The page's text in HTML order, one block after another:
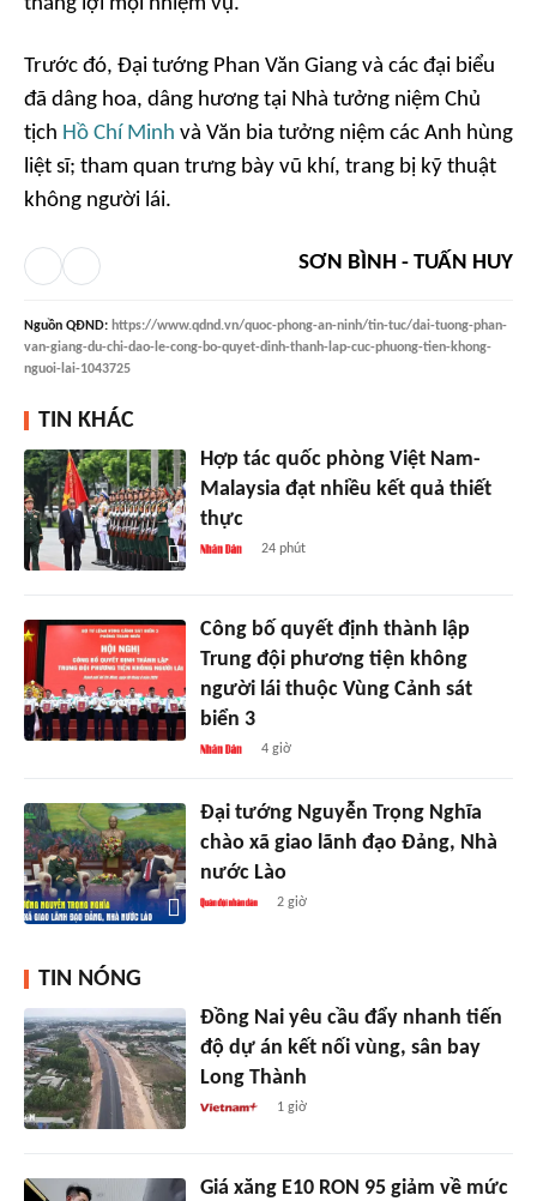
thắng lợi mọi nhiệm vụ.
Trước đó, Đại tướng Phan Văn Giang và các đại biểu
đã dâng hoa, dâng hương tại Nhà tưởng niệm Chủ
tịch Hồ Chí Minh và Văn bia tưởng niệm các Anh hùng
liệt sĩ; tham quan trưng bày vũ khí, trang bị kỹ thuật
không người lái.
SƠN BÌNH - TUẤN HUY
Nguồn QĐND: https://www.qdnd.vn/quoc-phong-an-ninh/tin-tuc/dai-tuong-phan-
van-giang-du-chi-dao-le-cong-bo-quyet-dinh-thanh-lap-cuc-phuong-tien-khong-
nguoi-lai-1043725
TIN KHÁC
Hợp tác quốc phòng Việt Nam-
Malaysia đạt nhiều kết quả thiết
thực
24 phút
Công bố quyết định thành lập
Trung đội phương tiện không
người lái thuộc Vùng Cảnh sát
biển 3
4 giờ
Đại tướng Nguyễn Trọng Nghĩa
chào xã giao lãnh đạo Đảng, Nhà
nước Lào
2 giờ
TIN NÓNG
Đồng Nai yêu cầu đẩy nhanh tiến
độ dự án kết nối vùng, sân bay
Long Thành
1 giờ
Giá xăng E10 RON 95 giảm về mức